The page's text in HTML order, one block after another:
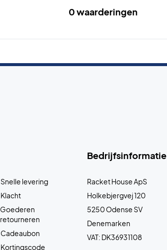
0 waarderingen
Bedrijfsinformatie
Racket House ApS
Holkebjergvej 120
5250 Odense SV
Denemarken
VAT: DK36931108
Snelle levering
Klacht
Goederen
retourneren
Cadeaubon
Kortingscode